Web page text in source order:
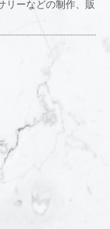
リーなどの制作、販